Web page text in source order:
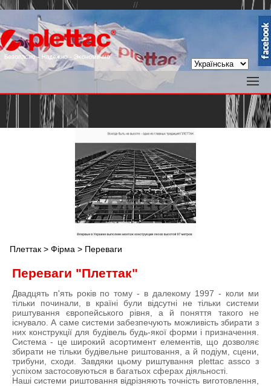
//
Плеттак >Фірма > Переваги
Переваги "Плеттак"
Двадцять п'ять років по тому - в далекому 1997 - коли ми
тільки починали, в країні були відсутні не тільки системи
риштування європейського рівня, а й поняття такого не
існувало. А саме системи забезпечують можливість збирати з
них конструкції для будівель будь-якої форми і призначення.
Система - це широкий асортимент елементів, що дозволяє
збирати не тільки будівельне риштовання, а й подіум, сцени,
трибуни, сходи. Завдяки цьому риштування plettac assco з
успіхом застосовуються в багатьох сферах діяльності.
Наші системи риштовання відрізняють точність виготовлення,